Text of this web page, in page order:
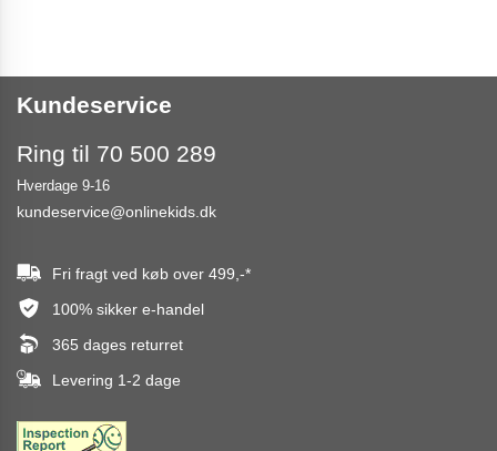
Kundeservice
Ring til 70 500 289
Hverdage 9-16
kundeservice@onlinekids.dk
Fri fragt ved køb over 499,-*
100% sikker e-handel
365 dages returret
Levering 1-2 dage